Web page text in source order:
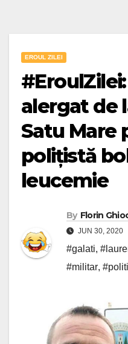
EROUL ZILEI
alergat de
Satu Mare
polițistă
leucemie
By Florin
JUN 30, 2020
#galati,
#militar,